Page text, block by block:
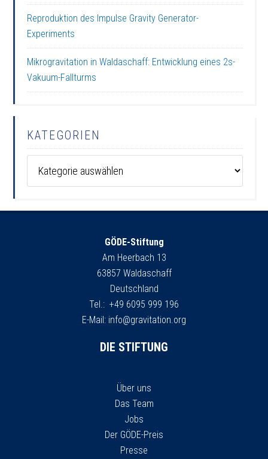
Reproduktion des Impulse Gravity Generator-
Experiments
Mikrogravitation in Waldaschaff: Entwicklung eines 2s-
Vakuum-Fallturms
KATEGORIEN
GÖDE-Stiftung
Am Heerbach 13
63857 Waldaschaff
Deutschland
Tel.: +49 6095 999 196
E-Mail: info@gravitation.org
DIE STIFTUNG
Über uns
Das Team
Jobs
Der GÖDE-Preis
Presse